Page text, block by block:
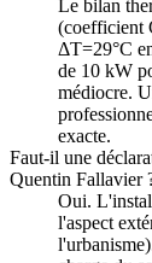
Le bilan
(coefficient
ΔT=29°C
de 10 kW
médiocre.
exacte.
Faut-il une
Quentin Fallavier
Oui.
l'aspect